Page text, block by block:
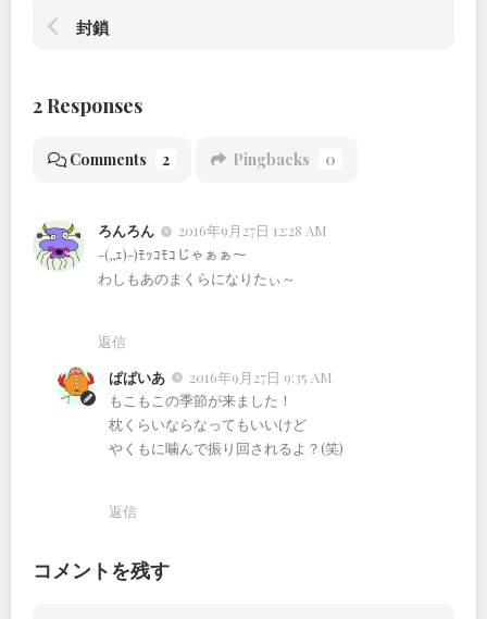
封鎖
2 Responses
Comments 2 Pingbacks 0
ろんろん
2016年9月27日 12:28 AM
-(,,ｪ)-)ﾓｯｺﾓｺじゃぁぁ～
わしもあのまくらになりたぃ～
返信
ぱぱいあ
2016年9月27日 9:35 AM
もこもこの季節が来ました！
枕くらいならなってもいいけど
やくもに噛んで振り回されるよ？(笑)
返信
コメントを残す